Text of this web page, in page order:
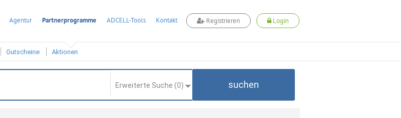
Agentur Partnerprogramme ADCELL-Tools Kontakt Registrieren Login
Gutscheine Aktionen
Erweiterte Suche (0) suchen